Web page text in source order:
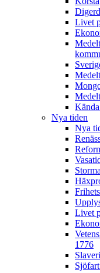
Livet
Nya tiden
Nya
Livet
1776